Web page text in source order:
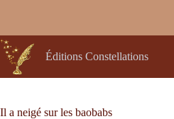
Éditions Constellations
Il a neigé sur les baobabs